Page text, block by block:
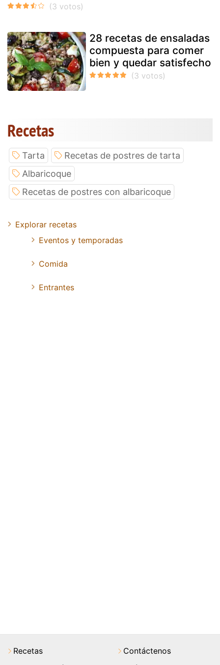
28 recetas de ensaladas
compuesta para comer
bien y quedar satisfecho
Recetas
Tarta
Recetas de postres de tarta
Albaricoque
Recetas de postres con albaricoque
Explorar recetas
Eventos y temporadas
Comida
Entrantes
Recetas
Contáctenos